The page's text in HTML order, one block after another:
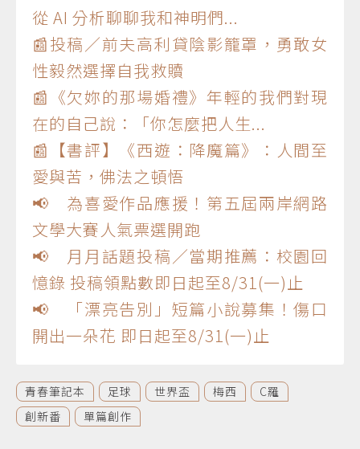
從 AI 分析聊聊我和神明們...
📰投稿／前夫高利貸陰影籠罩，勇敢女
性毅然選擇自我救贖
📰《欠妳的那場婚禮》年輕的我們對現
在的自己說：「你怎麼把人生...
📰【書評】《西遊：降魔篇》：人間至
愛與苦，佛法之頓悟
📢 為喜愛作品應援！第五屆兩岸網路
文學大賽人氣票選開跑
📢 月月話題投稿／當期推薦：校園回
憶錄 投稿領點數即日起至8/31(一)止
📢 「漂亮告別」短篇小說募集！傷口
開出一朵花 即日起至8/31(一)止
青春筆記本 足球 世界盃 梅西
C羅
創新番
單篇創作